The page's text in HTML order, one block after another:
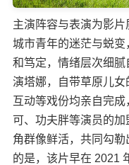
主演阵容与表演为影
城市青年的迷茫与蜕
和笃定，情绪层次细
演塔娜，自带草原儿
互动等戏份均亲自完
可、功夫胖等演员的
角群像鲜活，共同勾
的是，该片早在 2021